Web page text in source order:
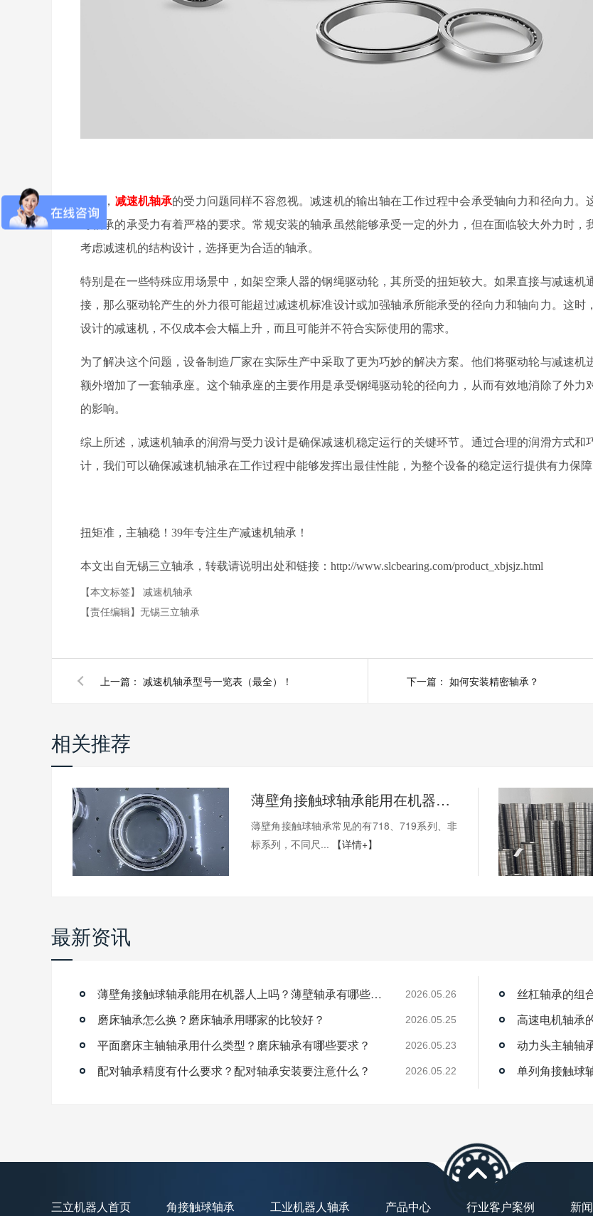
然而， 减速机轴承的受力问题同样不容忽视。减速机的输出轴在工作过程中会承受轴向力和径向力。
对轴承的承受力有着严格的要求。常规安装的轴承虽然能够承受一定的外力，但在面临较大外力时，
考虑减速机的结构设计，选择更为合适的轴承。
特别是在一些特殊应用场景中，如架空乘人器的钢绳驱动轮，其所受的扭矩较大。如果直接与减速机
接，那么驱动轮产生的外力很可能超过减速机标准设计或加强轴承所能承受的径向力和轴向力。这时
设计的减速机，不仅成本会大幅上升，而且可能并不符合实际使用的需求。
为了解决这个问题，设备制造厂家在实际生产中采取了更为巧妙的解决方案。他们将驱动轮与减速机
额外增加了一套轴承座。这个轴承座的主要作用是承受钢绳驱动轮的径向力，从而有效地消除了外力
的影响。
综上所述，减速机轴承的润滑与受力设计是确保减速机稳定运行的关键环节。通过合理的润滑方式和
计，我们可以确保减速机轴承在工作过程中能够发挥出最佳性能，为整个设备的稳定运行提供有力保障
扭矩准，主轴稳！39年专注生产减速机轴承！
本文出自无锡三立轴承，转载请说明出处和链接：http://www.slcbearing.com/product_xbjsjz.html
【本文标签】 减速机轴承
【责任编辑】 无锡三立轴承
上一篇： 减速机轴承型号一览表（最全）！ 下一篇： 如何安装精密轴承？
相关推荐
薄壁角接触球轴承能用在机器人上吗？薄壁轴承有哪些优点？
薄壁角接触球轴承常见的有718、719系列、非
标系列，不同尺...
【详情+】
最新资讯
薄壁角接触球轴承能用在机器人上吗？薄壁轴承有哪些优点？ 2026.05.26
磨床轴承怎么换？磨床轴承用哪家的比较好？ 2026.05.25
平面磨床主轴轴承用什么类型？磨床轴承有哪些要求？ 2026.05.23
配对轴承精度有什么要求？配对轴承安装要注意什么？ 2026.05.22
丝杠轴承的组
高速电机轴承
动力头主轴轴
单列角接触球
三立机器人首页 角接触球轴承 工业机器人轴承 产品中心 行业客户案例 新